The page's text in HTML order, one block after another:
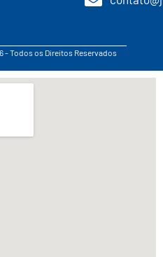
- Todos os Direitos Reservados